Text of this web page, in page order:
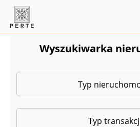
Wyszukiwarka
Typ
Typ